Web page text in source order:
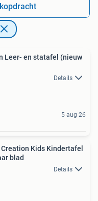
Leer- en statafel (nieuw
Details
5 aug 26
Kids Kindertafel
blad
Details